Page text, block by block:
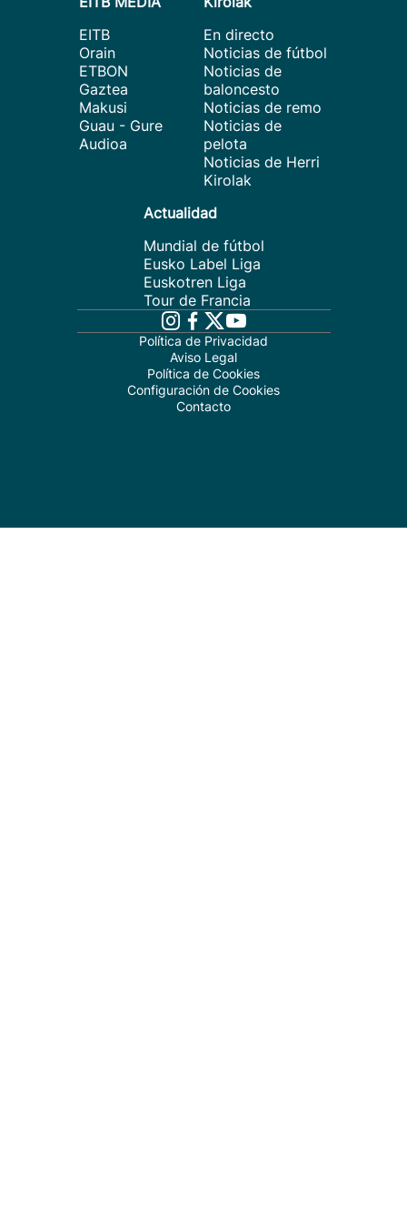
EITB
Orain
ETBON
Gaztea
Makusi
Guau - Gure
Audioa
En directo
Noticias de fútbol
Noticias de
baloncesto
Noticias de remo
Noticias de
pelota
Noticias de Herri
Kirolak
Actualidad
Mundial de fútbol
Eusko Label Liga
Euskotren Liga
Tour de Francia
Política de Privacidad
Aviso Legal
Política de Cookies
Configuración de Cookies
Contacto